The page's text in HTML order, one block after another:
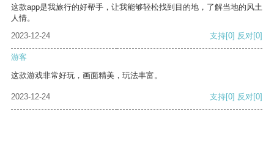
这款app是我旅行的好帮手，让我能够轻松找到目的地，了解当地的风土
人情。
2023-12-24
支持[0] 反对[0]
游客
这款游戏非常好玩，画面精美，玩法丰富。
2023-12-24 支持[0] 反对[0]